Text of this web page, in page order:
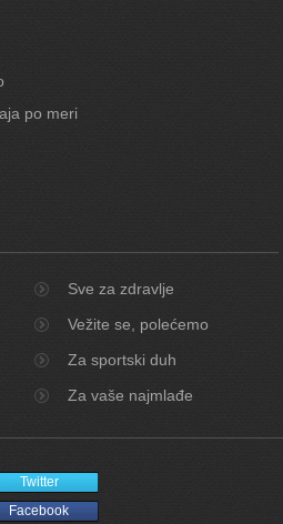
po meri
Sve za zdravlje
Vežite se, polećemo
Za sportski duh
Za vaše najmlađe
Twitter
Facebook